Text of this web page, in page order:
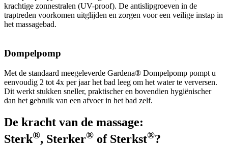
krachtige zonnestralen (UV-proof). De antislipgroeven in de
traptreden voorkomen uitglijden en zorgen voor een veilige instap in
het massagebad.
Dompelpomp
Met de standaard meegeleverde Gardena® Dompelpomp pompt u
eenvoudig 2 tot 4x per jaar het bad leeg om het water te verversen.
Dit werkt stukken sneller, praktischer en bovendien hygiënischer
dan het gebruik van een afvoer in het bad zelf.
De kracht van de massage:
Sterk®, Sterker® of Sterkst®?